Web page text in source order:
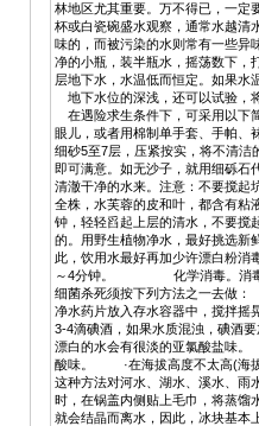
林地区尤其重要。万不得已，一
杯或白瓷碗盛水观察，通常水越
味的，而被污染的水则常有一些异
净的小瓶，装半瓶水，摇荡数下
层地下水，水温低而恒定。如果
地下水位的深浅，还可以试验
在遇险求生条件下，可采用以
眼儿，或者用棉制单手套、手帕、
细砂5至7层，压紧按实，将不清洁
即可满意。如无沙子，就用细砾
清澈干净的水来。注意：不要搅
全株，水芙蓉的皮和叶，都含有粘
钟，轻轻舀起上层的清水，不要
的。用野生植物净水，最好挑选新
此，饮用水最好再加少许漂白粉
～4分钟。 化学消毒。消毒剂
细菌杀死须按下列方法之一去做
净水药片放入存水容器中，搅拌
3-4滴碘酒，如果水质混浊，碘酒
漂白的水会有很淡的亚氯酸盐味
酸味。 ·在海拔高度不太高(海拔
这种方法对河水、湖水、溪水、
时，在锅盖内侧贴上毛巾，将蒸
就会结晶而离水，因此，冰块基本